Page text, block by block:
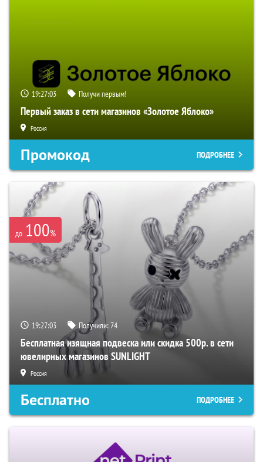
19:27:02 Получи первым!
Первый заказ в сети магазинов «Золотое Яблоко»
Россия
Промокод ПОДРОБНЕЕ
до 100%
19:27:02 Получили:74
Бесплатная изящная подвеска или скидка 500р. в сети
ювелирных магазинов SUNLIGHT
Россия
Бесплатно ПОДРОБНЕЕ